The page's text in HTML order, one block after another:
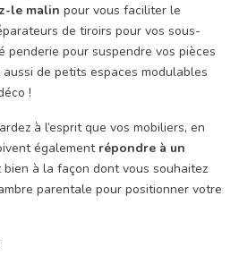
le malin pour vous faciliter le
de tiroirs pour vos sous-
penderie pour suspendre vos pièces
de petits espaces modulables
!
à l’esprit que vos mobiliers, en
également répondre à un
bien à la façon dont vous souhaitez
parentale pour positionner votre